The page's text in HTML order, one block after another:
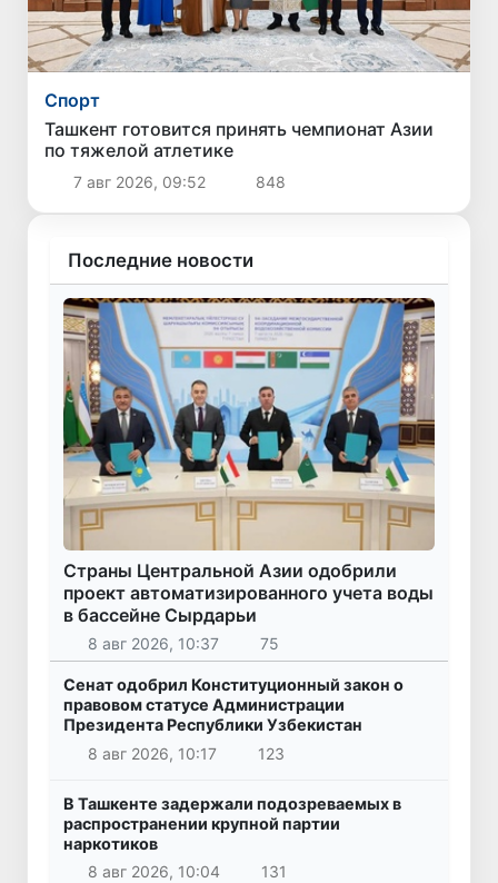
Спорт
Ташкент готовится принять чемпионат Азии
по тяжелой атлетике
7 авг 2026, 09:52 848
Последние новости
Страны Центральной Азии одобрили
проект автоматизированного учета воды
в бассейне Сырдарьи
8 авг 2026, 10:37 75
Сенат одобрил Конституционный закон о
правовом статусе Администрации
Президента Республики Узбекистан
8 авг 2026, 10:17
123
В Ташкенте задержали подозреваемых в
распространении крупной партии
наркотиков
8 авг 2026, 10:04
131